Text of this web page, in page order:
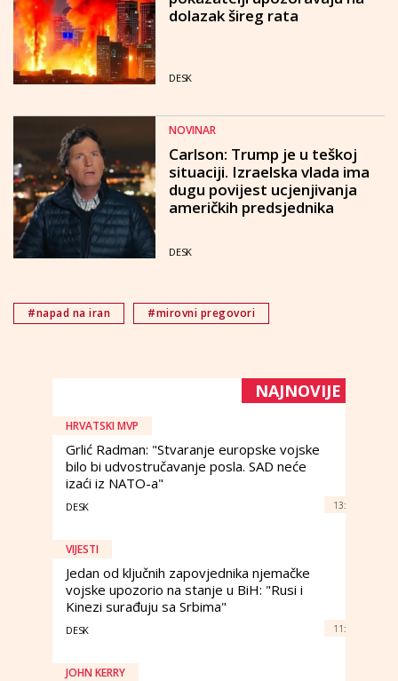
dolazak šireg rata
DESK
NOVINAR
Carlson: Trump je u teškoj
situaciji. Izraelska vlada ima
dugu povijest ucjenjivanja
američkih predsjednika
DESK
#napad na iran #mirovni pregovori
NAJNOVIJE
HRVATSKI MVP
Grlić Radman: "Stvaranje europske vojske
bilo bi udvostručavanje posla. SAD neće
izaći iz NATO-a"
DESK 13:
VIJESTI
Jedan od ključnih zapovjednika njemačke
vojske upozorio na stanje u BiH: "Rusi i
Kinezi surađuju sa Srbima"
DESK 11:
JOHN KERRY